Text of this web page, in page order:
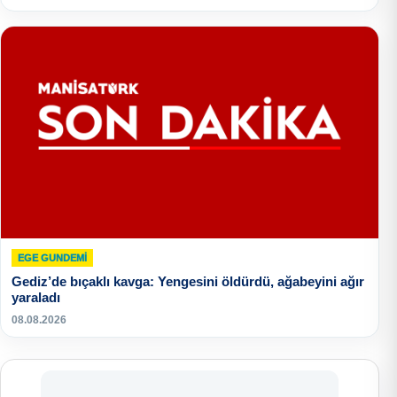
EGE GUNDEMİ
Gediz’de bıçaklı kavga: Yengesini öldürdü, ağabeyini ağır
yaraladı
08.08.2026